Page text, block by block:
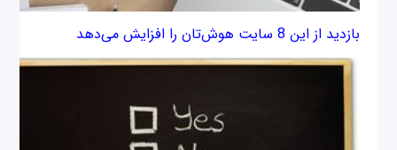
بازدید از این 8 سایت هوش‌تان را افزایش می‌دهد